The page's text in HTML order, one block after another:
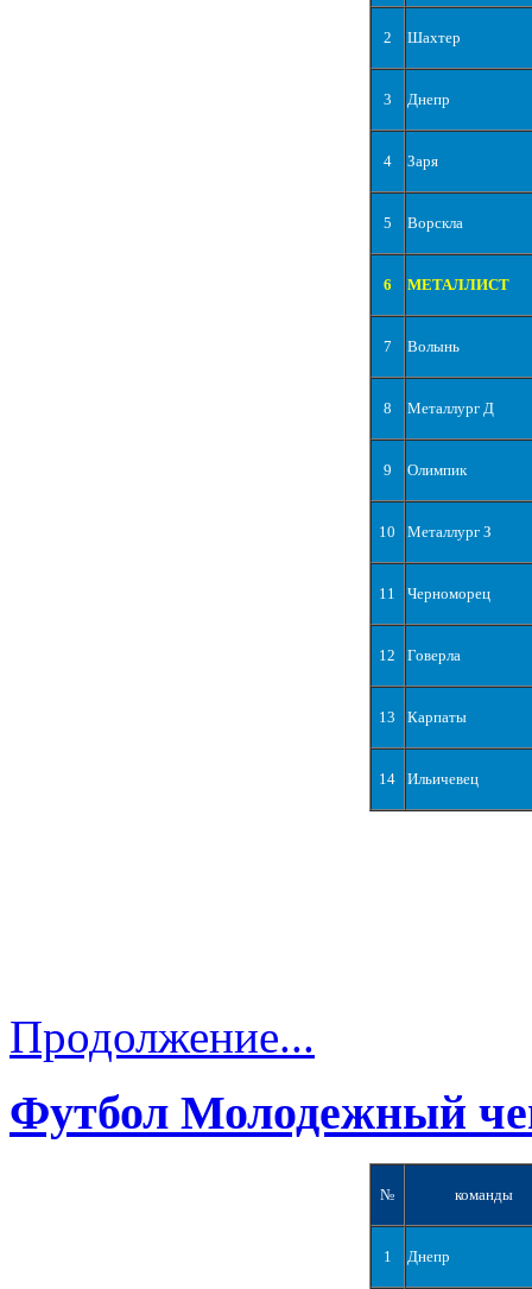
2 Шахтер
3 Днепр
4 Заря
5 Ворскла
6 МЕТАЛЛИСТ
7 Волынь
8 Металлург Д
9 Олимпик
10 Металлург З
11 Черноморец
12 Говерла
13 Карпаты
14 Ильичевец
Продолжение...
Футбол Молодежный
№ команды
1 Днепр